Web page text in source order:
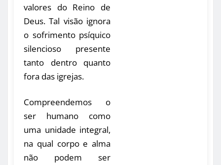
valores do Reino de
Deus. Tal visão ignora
o sofrimento psíquico
silencioso presente
tanto dentro quanto
fora das igrejas.
Compreendemos o
ser humano como
uma unidade integral,
na qual corpo e alma
não podem ser